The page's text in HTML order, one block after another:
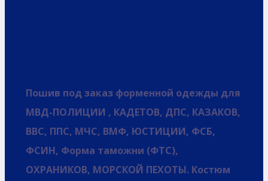
Пошив под заказ форменной одежды для
МВД-ПОЛИЦИИ , КАДЕТОВ, ДПС, КАЗАКОВ,
ВВС, ППС, МЧС, ВМФ, ЮСТИЦИИ, ФСБ,
ФСИН, Форма таможни (ФТС),
ОХРАНИКОВ, МОРСКОЙ ПЕХОТЫ. Костюм